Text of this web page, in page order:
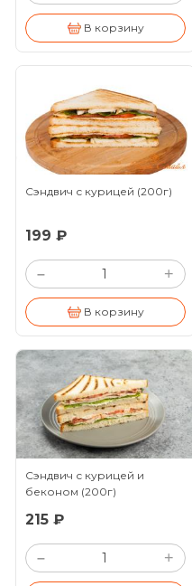
В корзину
Сэндвич с курицей (200г)
199 ₽
– +
В корзину
Сэндвич с курицей и
беконом (200г)
215 ₽
– +